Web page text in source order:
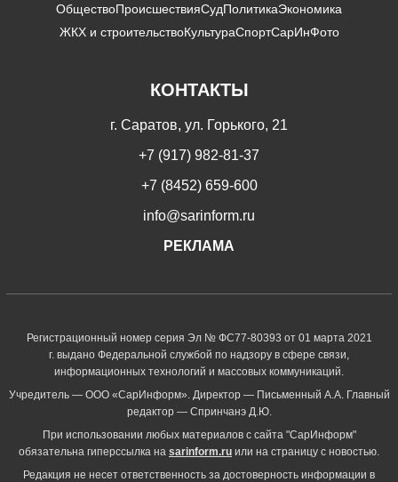
ОбществоПроисшествияСудПолитикаЭкономика
ЖКХ и строительствоКультураСпортСарИнФото
КОНТАКТЫ
г. Саратов, ул. Горького, 21
+7 (917) 982-81-37
+7 (8452) 659-600
info@sarinform.ru
РЕКЛАМА
Регистрационный номер серия Эл № ФС77-80393 от 01 марта 2021
г. выдано Федеральной службой по надзору в сфере связи,
информационных технологий и массовых коммуникаций.
Учредитель — ООО «СарИнформ». Директор — Письменный А.А. Главный
редактор — Спринчанэ Д.Ю.
При использовании любых материалов с сайта "СарИнформ"
обязательна гиперссылка на sarinform.ru или на страницу с новостью.
Редакция не несет ответственность за достоверность информации в